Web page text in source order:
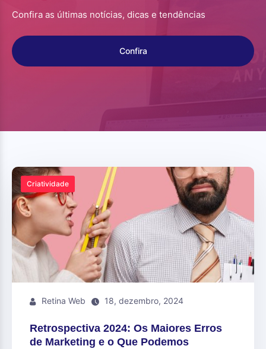
Confira as últimas notícias, dicas e tendências
Confira
Criatividade
Retina Web 18, dezembro, 2024
Retrospectiva 2024: Os Maiores Erros
de Marketing e o Que Podemos